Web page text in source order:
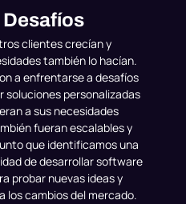
clientes crecían y
también lo hacían.
a enfrentarse a desafíos
soluciones personalizadas
a sus necesidades
fueran escalables y
que identificamos una
de desarrollar software
probar nuevas ideas y
los cambios del mercado.